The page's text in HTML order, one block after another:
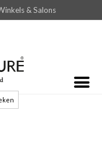
& Salons